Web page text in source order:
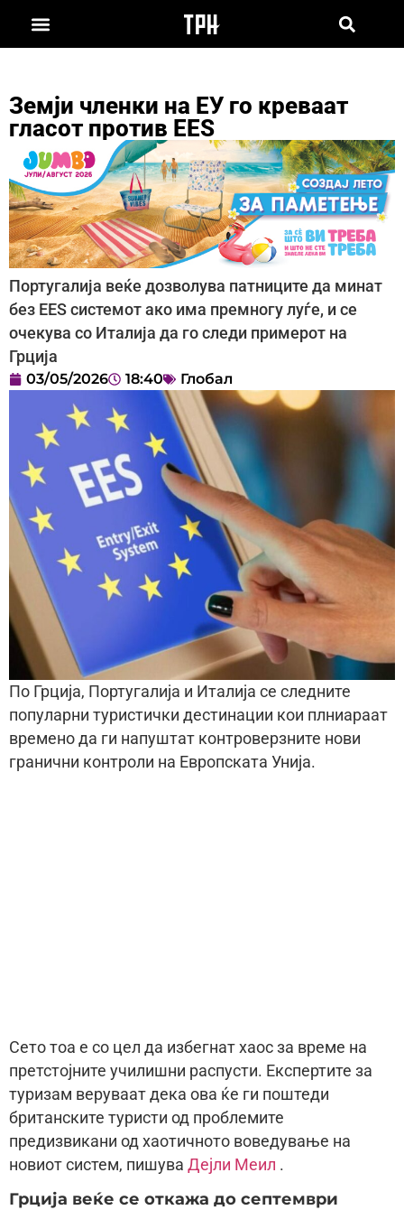
Земји членки на ЕУ го креваат
гласот против EES
Португалија веќе дозволува патниците да минат
без EES системот ако има премногу луѓе, и се
очекува со Италија да го следи примерот на
Грција
03/05/2026 18:40 Глобал
По Грција, Португалија и Италија се следните
популарни туристички дестинации кои плниараат
времено да ги напуштат контроверзните нови
гранични контроли на Европската Унија.
Сето тоа е со цел да избегнат хаос за време на
претстојните училишни распусти. Експертите за
туризам веруваат дека ова ќе ги поштеди
британските туристи од проблемите
предизвикани од хаотичното воведување на
новиот систем, пишува Дејли Меил .
Грција веќе се откажа до септември